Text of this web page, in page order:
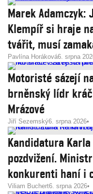
Marek Adamczyk:
Klempíř si hraje
tvářit, musí
Pavlína Horáková6. srpna
Motoristé sázejí
brněnský lídr
Mrázové
Jiří Sezemský6. srpna 2026
Kandidatura
pozdvižení.
konkurenti haní i
Viliam Buchert6. srpna 2026